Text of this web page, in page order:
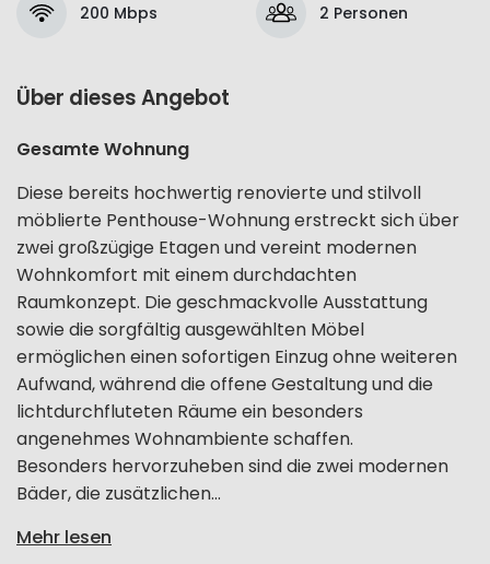
200 Mbps 2 Personen
Über dieses Angebot
Gesamte Wohnung
Diese bereits hochwertig renovierte und stilvoll
möblierte Penthouse-Wohnung erstreckt sich über
zwei großzügige Etagen und vereint modernen
Wohnkomfort mit einem durchdachten
Raumkonzept. Die geschmackvolle Ausstattung
sowie die sorgfältig ausgewählten Möbel
ermöglichen einen sofortigen Einzug ohne weiteren
Aufwand, während die offene Gestaltung und die
lichtdurchfluteten Räume ein besonders
angenehmes Wohnambiente schaffen.
Besonders hervorzuheben sind die zwei modernen
Bäder, die zusätzlichen...
Mehr lesen